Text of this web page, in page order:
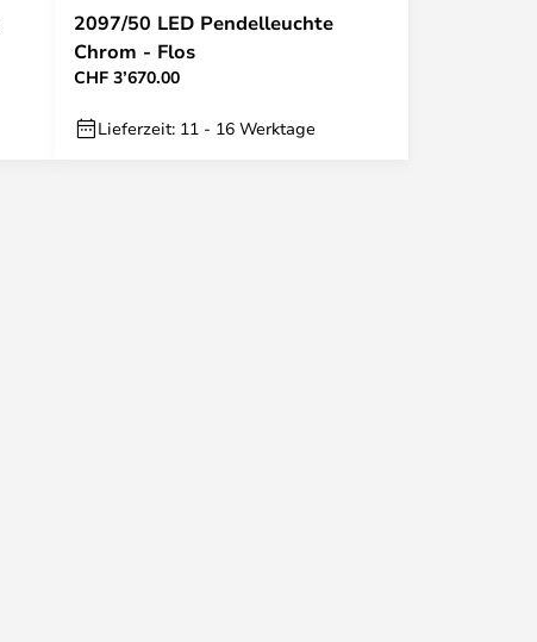
2097/50 LED Pendelleuchte
Chrom - Flos
CHF 3’670.00
Lieferzeit: 11 - 16 Werktage